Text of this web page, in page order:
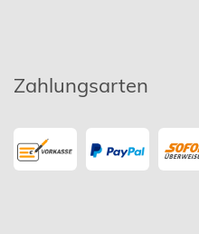
Zahlungsarten